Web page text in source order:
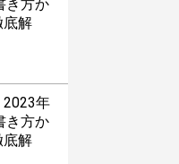
き方か
底解
2023年
き方か
底解